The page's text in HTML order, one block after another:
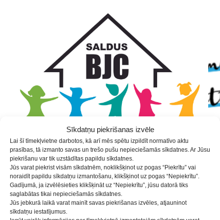
Sīkdatņu piekrišanas izvēle
Lai šī tīmekļvietne darbotos, kā arī mēs spētu izpildīt normatīvo aktu
prasības, tā izmanto savas un trešo pušu nepieciešamās sīkdatnes. Ar Jūsu
piekrišanu var tik uzstādītas papildu sīkdatnes.
Jūs varat piekrist visām sīkdatnēm, noklikšķinot uz pogas “Piekrītu” vai
noraidīt papildu sīkdatņu izmantošanu, klikšķinot uz pogas “Nepiekrītu”.
Gadījumā, ja izvēlēsieties klikšķināt uz “Nepiekrītu”, jūsu datorā tiks
saglabātas tikai nepieciešamās sīkdatnes.
Jūs jebkurā laikā varat mainīt savas piekrišanas izvēles, atjauninot
sīkdatņu iestatījumus.
Mākslas vingrošana
PAPILDUZŅEMŠANA 7-8 gadi